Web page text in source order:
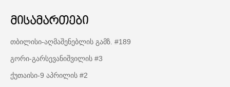
მისამართები
თბილისი-აღმაშენებლის გამზ. #189
გორი-გარსევანიშვილის #3
ქუთაისი-9 აპრილის #2